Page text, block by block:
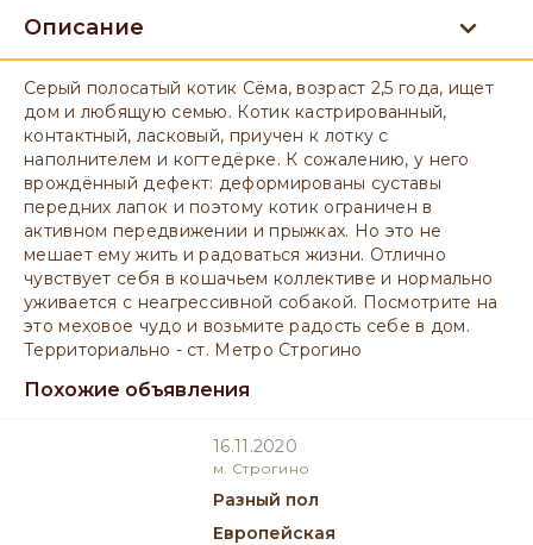
Описание
Серый полосатый котик Сёма, возраст 2,5 года, ищет
дом и любящую семью. Котик кастрированный,
контактный, ласковый, приучен к лотку с
наполнителем и когтедёрке. К сожалению, у него
врождённый дефект: деформированы суставы
передних лапок и поэтому котик ограничен в
активном передвижении и прыжках. Но это не
мешает ему жить и радоваться жизни. Отлично
чувствует себя в кошачьем коллективе и нормально
уживается с неагрессивной собакой. Посмотрите на
это меховое чудо и возьмите радость себе в дом.
Территориально - ст. Метро Строгино
Похожие объявления
16.11.2020
м. Строгино
разный пол
Европейская